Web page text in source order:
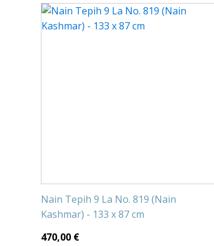
Nain Tepih 9 La No. 819 (Nain
Kashmar) - 133 x 87 cm
470,00 €